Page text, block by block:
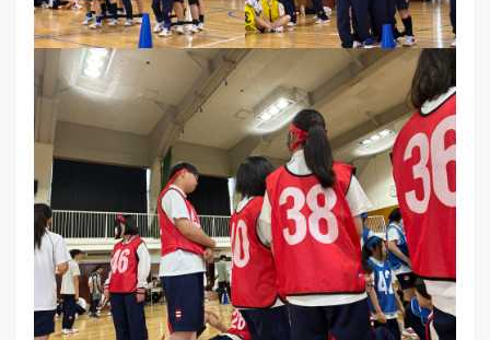
在校生・保護者・卒業生の方へ